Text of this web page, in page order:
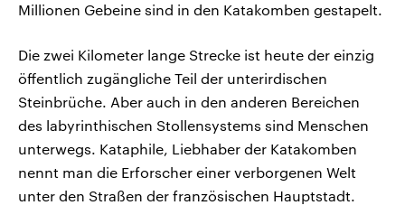
Millionen Gebeine sind in den Katakomben gestapelt.
Die zwei Kilometer lange Strecke ist heute der einzig
öffentlich zugängliche Teil der unterirdischen
Steinbrüche. Aber auch in den anderen Bereichen
des labyrinthischen Stollensystems sind Menschen
unterwegs. Kataphile, Liebhaber der Katakomben
nennt man die Erforscher einer verborgenen Welt
unter den Straßen der französischen Hauptstadt.